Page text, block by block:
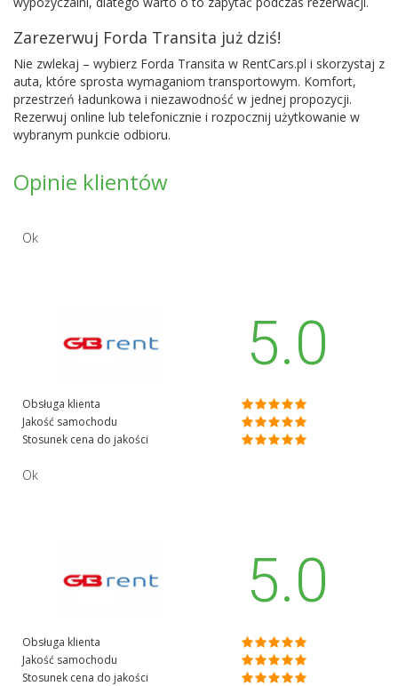
Zarezerwuj Forda Transita już dziś!
Nie zwlekaj – wybierz Forda Transita w RentCars.pl i skorzystaj z
auta, które sprosta wymaganiom transportowym. Komfort,
przestrzeń ładunkowa i niezawodność w jednej propozycji.
Rezerwuj online lub telefonicznie i rozpocznij użytkowanie w
wybranym punkcie odbioru.
Opinie klientów
Ok
5.0
Obsługa klienta
Jakość samochodu
Stosunek cena do jakości
Ok
5.0
Obsługa klienta
Jakość samochodu
Stosunek cena do jakości